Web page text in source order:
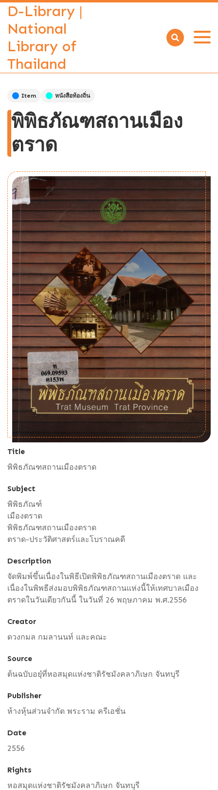
D-Library |
National
Library of
Thailand
Open
Item หนังสือท้องถิ่น
พิพิธภัณฑสถานเมือง
ตราด
Title
พิพิธภัณฑสถานเมืองตราด
Subject
พิพิธภัณฑ์
เมืองตราด
พิพิธภัณฑสถานเมืองตราด
ตราด-ประวัติศาสตร์และโบราณคดี
Description
จัดพิมพ์ขึ้นเนื่องในพิธีเปิดพิพิธภัณฑสถานเมืองตราด และ
เนื่องในพิพธีส่งมอบพิพิธภัณฑสถานแห่งนี้ให้เทศบาลเมือง
ตราดในวันเดียวกันนี้ ในวันที่ 26 พฤษภาคม พ.ศ.2556
Creator
ดวงกมล กมลานนท์ และคณะ
Source
ต้นฉบับอยุ๋ที่หอสมุดแห่งชาติรัชมังคลาภิเษก จันทบุรี
Publisher
ห้างหุ้นส่วนจำกัด พระราม ครีเอชั่น
Date
2556
Rights
หอสมุดแห่งชาติรัชมังคลาภิเษก จันทบุรี